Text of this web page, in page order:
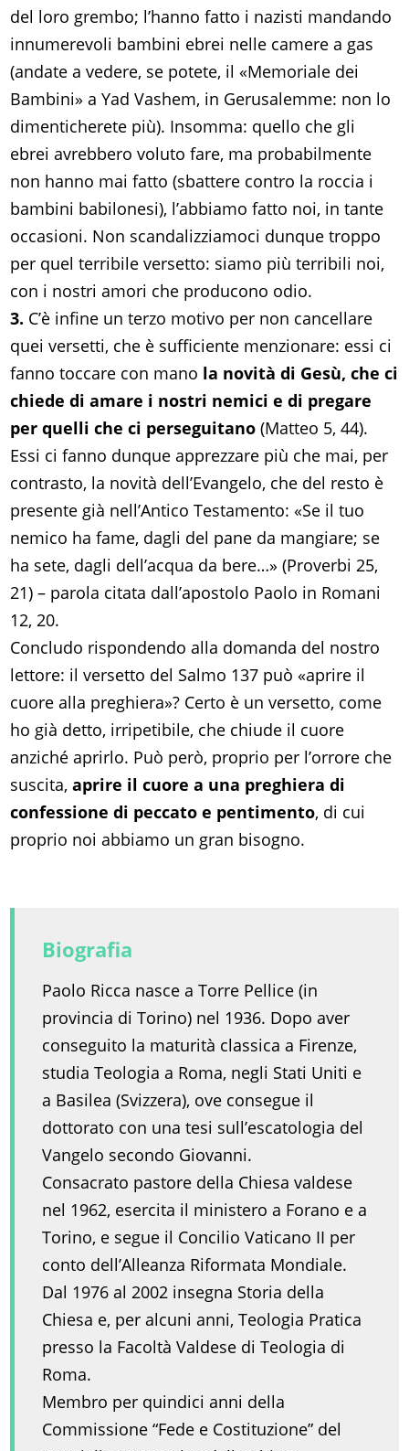
del loro grembo; l’hanno fatto i nazisti mandando
innumerevoli bambini ebrei nelle camere a gas
(andate a vedere, se potete, il «Memoriale dei
Bambini» a Yad Vashem, in Gerusalemme: non lo
dimenticherete più). Insomma: quello che gli
ebrei avrebbero voluto fare, ma probabilmente
non hanno mai fatto (sbattere contro la roccia i
bambini babilonesi), l’abbiamo fatto noi, in tante
occasioni. Non scandalizziamoci dunque troppo
per quel terribile versetto: siamo più terribili noi,
con i nostri amori che producono odio.
3. C’è infine un terzo motivo per non cancellare
quei versetti, che è sufficiente menzionare: essi ci
fanno toccare con mano la novità di Gesù, che ci
chiede di amare i nostri nemici e di pregare
per quelli che ci perseguitano (Matteo 5, 44).
Essi ci fanno dunque apprezzare più che mai, per
contrasto, la novità dell’Evangelo, che del resto è
presente già nell’Antico Testamento: «Se il tuo
nemico ha fame, dagli del pane da mangiare; se
ha sete, dagli dell’acqua da bere…» (Proverbi 25,
21) – parola citata dall’apostolo Paolo in Romani
12, 20.
Concludo rispondendo alla domanda del nostro
lettore: il versetto del Salmo 137 può «aprire il
cuore alla preghiera»? Certo è un versetto, come
ho già detto, irripetibile, che chiude il cuore
anziché aprirlo. Può però, proprio per l’orrore che
suscita,aprire il cuore a una preghiera di
confessione di peccato e pentimento, di cui
proprio noi abbiamo un gran bisogno.
Biografia
Paolo Ricca nasce a Torre Pellice (in
provincia di Torino) nel 1936. Dopo aver
conseguito la maturità classica a Firenze,
studia Teologia a Roma, negli Stati Uniti e
a Basilea (Svizzera), ove consegue il
dottorato con una tesi sull’escatologia del
Vangelo secondo Giovanni.
Consacrato pastore della Chiesa valdese
nel 1962, esercita il ministero a Forano e a
Torino, e segue il Concilio Vaticano II per
conto dell’Alleanza Riformata Mondiale.
Dal 1976 al 2002 insegna Storia della
Chiesa e, per alcuni anni, Teologia Pratica
presso la Facoltà Valdese di Teologia di
Roma.
Membro per quindici anni della
Commissione “Fede e Costituzione” del